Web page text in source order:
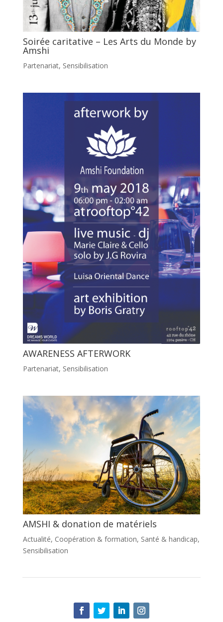
Soirée caritative – Les Arts du Monde by
Amshi
Partenariat, Sensibilisation
AWARENESS AFTERWORK
Partenariat, Sensibilisation
AMSHI & donation de matériels
Actualité, Coopération & formation, Santé & handicap,
Sensibilisation